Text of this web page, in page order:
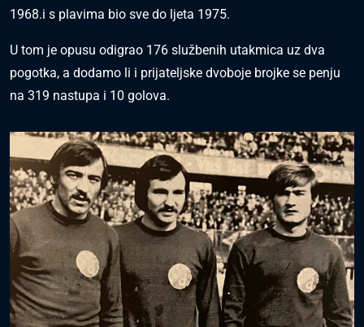
1968.i s plavima bio sve do ljeta 1975.
U tom je opusu odigrao 176 službenih utakmica uz dva
pogotka, a dodamo li i prijateljske dvoboje brojke se penju
na 319 nastupa i 10 golova.